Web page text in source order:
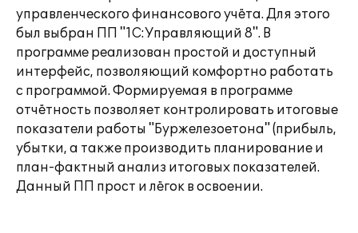
управленческого финансового учёта. Для этого
был выбран ПП "1С:Управляющий 8". В
программе реализован простой и доступный
интерфейс, позволяющий комфортно работать
с программой. Формируемая в программе
отчётность позволяет контролировать итоговые
показатели работы "Буржелезоетона" (прибыль,
убытки, а также производить планирование и
план-фактный анализ итоговых показателей.
Данный ПП прост и лёгок в освоении.